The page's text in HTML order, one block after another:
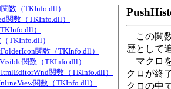
数（TKInfo.dll）
関数（TKInfo.dll）
）
TKInfo.dll）
関数（TKInfo.dll）
関数（TKInfo.dll）
関数（TKInfo.dll）
関数（TKInfo.dll）
この関
歴として
マクロ
クロが終
クロの中